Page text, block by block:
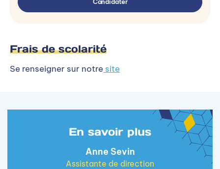
Candidater
Frais de scolarité
Se renseigner sur notre site
En savoir plus
Anne Sevin
Assistante de direction